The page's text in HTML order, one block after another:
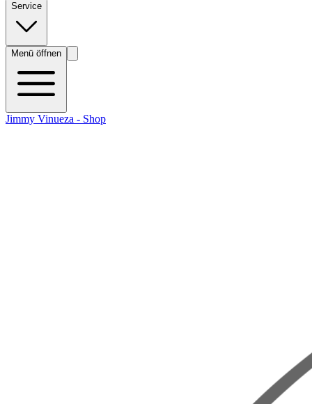
Service
Menü öffnen
Jimmy Vinueza - Shop